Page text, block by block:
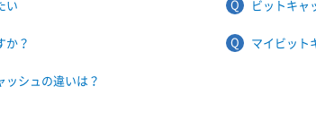
い ビットキャ
か？ マイビット
ッシュの違いは？